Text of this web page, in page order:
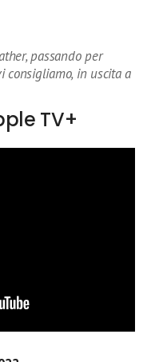
passando per
consigliamo, in uscita a
TV+